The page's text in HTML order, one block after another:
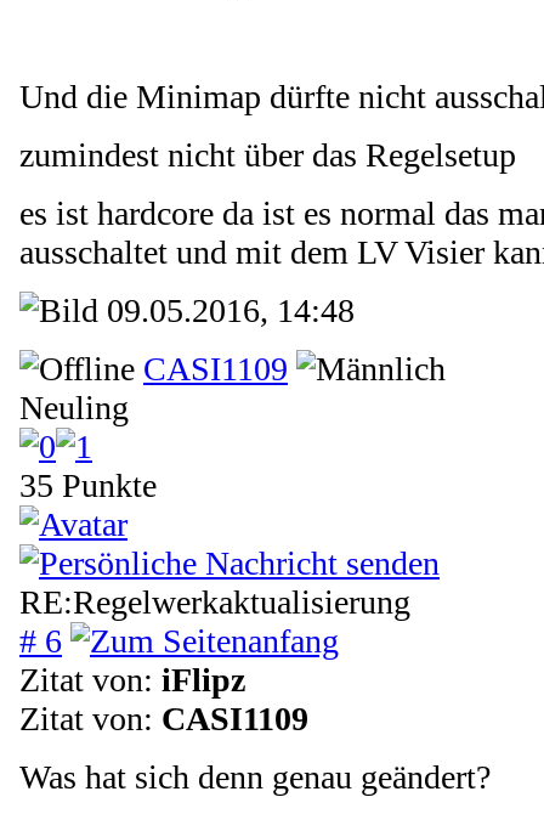
Und die Minimap dürfte nicht
zumindest nicht über das Regelsetup
es ist hardcore da ist es normal das
ausschaltet und mit dem LV Visier
09.05.2016, 14:48
CASI1109
Neuling
35 Punkte
RE:Regelwerkaktualisierung
# 6
Zitat von: iFlipz
Zitat von: CASI1109
Was hat sich denn genau geändert?